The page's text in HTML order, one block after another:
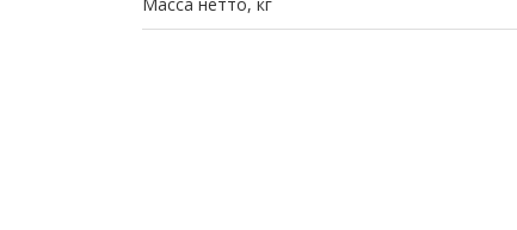
Масса нетто, кг